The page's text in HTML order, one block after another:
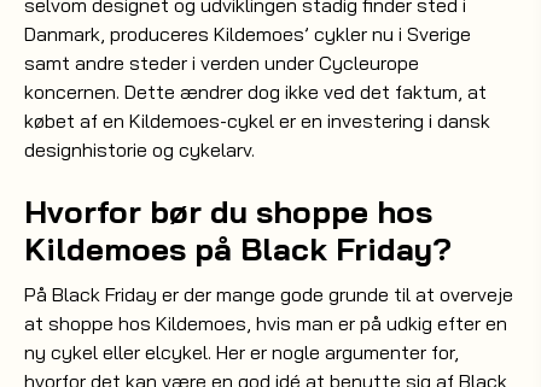
selvom designet og udviklingen stadig finder sted i
Danmark, produceres Kildemoes’ cykler nu i Sverige
samt andre steder i verden under Cycleurope
koncernen. Dette ændrer dog ikke ved det faktum, at
købet af en Kildemoes-cykel er en investering i dansk
designhistorie og cykelarv.
Hvorfor bør du shoppe hos
Kildemoes på Black Friday?
På Black Friday er der mange gode grunde til at overveje
at shoppe hos Kildemoes, hvis man er på udkig efter en
ny cykel eller elcykel. Her er nogle argumenter for,
hvorfor det kan være en god idé at benytte sig af Black